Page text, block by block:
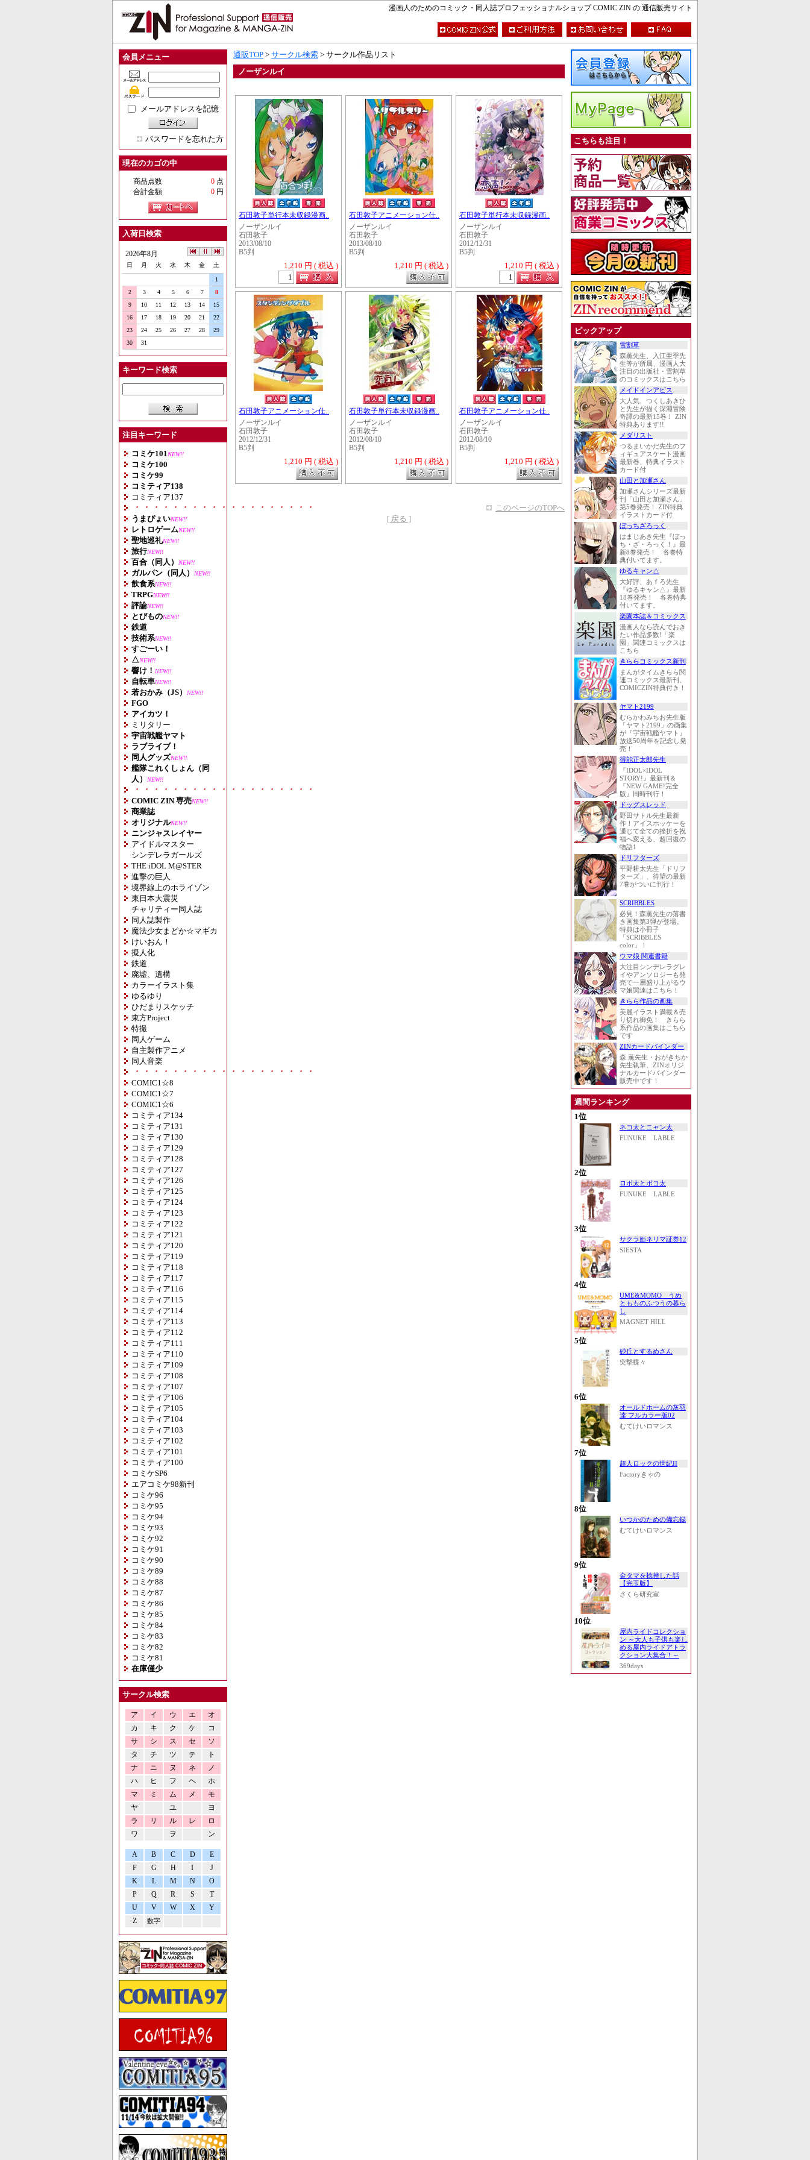
漫画人のためのコミック・同人誌プロフェッショナルショップ COMIC ZIN の 通信販売サイト
会員メニュー
メールアドレスを記憶
パスワードを忘れた方
現在のカゴの中
商品点数 0 点
合計金額
0 円
入荷日検索
2026年8月
日 月 火 水 木 金 土
1
2
3 4 5 6 7
8
9
10 11 12 13 14
15
16
17 18 19 20 21
22
23
24 25 26 27 28
29
30
31
キーワード検索
注目キーワード
コミケ101 NEW!!
コミケ100
コミケ99
コミティア138
コミティア137
・・・・・・・・・・・・・・・・・・・
うまぴょいNEW!!
レトロゲームNEW!!
聖地巡礼NEW!!
旅行NEW!!
百合（同人） NEW!!
ガルパン（同人） NEW!!
飲食系NEW!!
TRPGNEW!!
評論NEW!!
とびものNEW!!
鉄道
技術系NEW!!
すごーい！
△NEW!!
響け！ NEW!!
自転車NEW!!
若おかみ（JS） NEW!!
FGO
アイカツ！
ミリタリー
宇宙戦艦ヤマト
ラブライブ！
同人グッズNEW!!
艦隊これくしょん（同
人）
NEW!!
・・・・・・・・・・・・・・・・・・・
COMIC ZIN 専売NEW!!
商業誌
オリジナルNEW!!
ニンジャスレイヤー
アイドルマスター
シンデレラガールズ
THE iDOL M@STER
進撃の巨人
境界線上のホライゾン
東日本大震災
チャリティー同人誌
同人誌製作
魔法少女まどか☆マギカ
けいおん！
擬人化
鉄道
廃墟、遺構
カラーイラスト集
ゆるゆり
ひだまりスケッチ
東方Project
特撮
同人ゲーム
自主製作アニメ
同人音楽
・・・・・・・・・・・・・・・・・・・
COMIC1☆8
COMIC1☆7
COMIC1☆6
コミティア134
コミティア131
コミティア130
コミティア129
コミティア128
コミティア127
コミティア126
コミティア125
コミティア124
コミティア123
コミティア122
コミティア121
コミティア120
コミティア119
コミティア118
コミティア117
コミティア116
コミティア115
コミティア114
コミティア113
コミティア112
コミティア111
コミティア110
コミティア109
コミティア108
コミティア107
コミティア106
コミティア105
コミティア104
コミティア103
コミティア102
コミティア101
コミティア100
コミケSP6
エアコミケ98新刊
コミケ96
コミケ95
コミケ94
コミケ93
コミケ92
コミケ91
コミケ90
コミケ89
コミケ88
コミケ87
コミケ86
コミケ85
コミケ84
コミケ83
コミケ82
コミケ81
在庫僅少
サークル検索
ア イ ウ エ
オ
カ
キ ク ケ
コ
サ
シ ス セ
ソ
タ
チ ツ テ
ト
ナ
ニ ヌ ネ
ノ
ハ
ヒ フ ヘ
ホ
マ
ミ ム メ
モ
ヤ
ユ
ヨ
ラ
リ ル レ
ロ
ワ
ヲ ン
A B C D
E
F
G H I
J
K
L M N
O
P
Q R S
T
U
V W X
Y
Z
数字
通販TOP > サークル検索 > サークル作品リスト
ノーザンルイ
石田敦子単行本未収録漫画..
ノーザンルイ
石田敦子
2013/08/10
B5判
1,210 円 ( 税込 )
石田敦子アニメーション仕..
ノーザンルイ
石田敦子
2013/08/10
B5判
1,210 円 ( 税込 )
石田敦子単行本未収録漫画..
ノーザンルイ
石田敦子
2012/12/31
B5判
1,210 円 ( 税込 )
石田敦子アニメーション仕..
ノーザンルイ
石田敦子
2012/12/31
B5判
1,210 円 ( 税込 )
石田敦子単行本未収録漫画..
ノーザンルイ
石田敦子
2012/08/10
B5判
1,210 円 ( 税込 )
石田敦子アニメーション仕..
ノーザンルイ
石田敦子
2012/08/10
B5判
1,210 円 ( 税込 )
このページのTOPへ
[ 戻る ]
こちらも注目！
ピックアップ
雪割草
森薫先生、入江亜季先
生等が所属、漫画人大
注目の出版社・雪割草
のコミックスはこちら
メイドインアビス
大人気、つくしあきひ
と先生が描く深淵冒険
奇譚の最新15巻！ ZIN
特典あります!!
メダリスト
つるまいかだ先生のフ
ィギュアスケート漫画
最新巻、特典イラスト
カード付
山田と加瀬さん
加瀬さんシリーズ最新
刊「山田と加瀬さん」
第5巻発売！ ZIN特典
イラストカード付
ぼっちざろっく
はまじあき先生『ぼっ
ち・ざ・ろっく！』最
新8巻発売！ 各巻特
典付いてます。
ゆるキャン△
大好評、あｆろ先生
『ゆるキャン△』最新
18巻発売！ 各巻特典
付いてます。
楽園本誌＆コミックス
漫画人なら読んでおき
たい作品多数!「楽
園」関連コミックスは
こちら
きららコミックス新刊
まんがタイムきらら関
連コミックス最新刊、
COMICZIN特典付き！
ヤマト2199
むらかわみちお先生版
「ヤマト2199」の画集
が『宇宙戦艦ヤマト』
放送50周年を記念し発
売！
得能正太郎先生
『IDOL×IDOL
STORY!』最新刊＆
『NEW GAME!完全
版』同時刊行！
ドッグスレッド
野田サトル先生最新
作！アイスホッケーを
通じて全ての挫折を祝
福へ変える、超回復の
物語1
ドリフターズ
平野耕太先生「ドリフ
ターズ」、待望の最新
7巻がついに刊行！
SCRIBBLES
必見！森薫先生の落書
き画集第3弾が登場。
特典は小冊子
「SCRIBBLES
color」！
ウマ娘 関連書籍
大注目シンデレラグレ
イやアンソロジーも発
売で一層盛り上がるウ
マ娘関連はこちら！
きらら作品の画集
美麗イラスト満載＆売
り切れ御免！ きらら
系作品の画集はこちら
です
ZINカードバインダー
森 薫先生・おがきちか
先生執筆、ZINオリジ
ナルカードバインダー
販売中です！
週間ランキング
1位
ネコ太とニャン太
FUNUKE LABLE
2位
ロボ太とポコ太
FUNUKE LABLE
3位
サクラ姫ネリマ証券12
SIESTA
4位
UME&MOMO うめ
ともものふつうの暮ら
し
MAGNET HILL
5位
砂丘とするめさん
突撃蝶々
6位
オールドホームの灰羽
達 フルカラー版02
むてけいロマンス
7位
超人ロックの世紀II
Factoryきゃの
8位
いつかのための備忘録
むてけいロマンス
9位
金タマを捻挫した話
【完玉版】
さくら研究室
10位
屋内ライドコレクショ
ン ～大人も子供も楽し
める屋内ライドアトラ
クション大集合！～
369days